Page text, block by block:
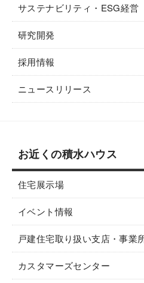
サステナビリティ・ESG経営
研究開発
採用情報
ニュースリリース
お近くの積水ハウス
住宅展示場
イベント情報
戸建住宅取り扱い支店・事業
カスタマーズセンター